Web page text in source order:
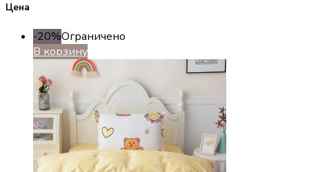
Цена
-20%Ограничено
В корзину